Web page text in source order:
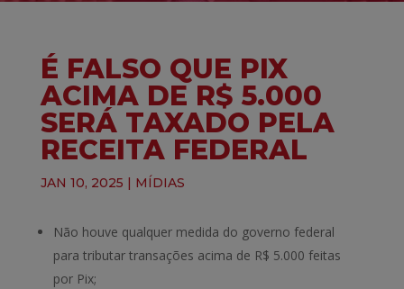
É FALSO QUE PIX
ACIMA DE R$ 5.000
SERÁ TAXADO PELA
RECEITA FEDERAL
JAN 10, 2025 | MÍDIAS
Não houve qualquer medida do governo federal
para tributar transações acima de R$ 5.000 feitas
por Pix;